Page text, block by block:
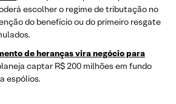
escolher o regime de tributação no
do benefício ou do primeiro resgate
de heranças vira negócio para
captar R$ 200 milhões em fundo
espólios.